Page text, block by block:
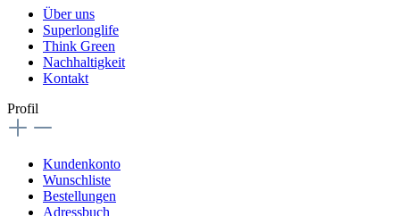
Über uns
Superlonglife
Think Green
Nachhaltigkeit
Kontakt
Profil
Kundenkonto
Wunschliste
Bestellungen
Adressbuch